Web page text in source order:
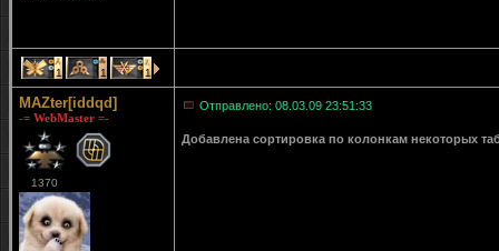
1 1 1
MAZter[iddqd]
-= WebMaster =-
1370
Отправлено: 08.03.09 23:51:33
Добавлена сортировка по колонкам некоторых